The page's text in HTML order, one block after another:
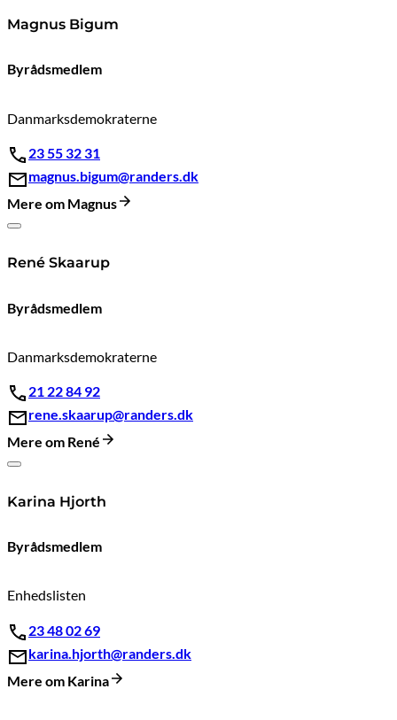
Magnus Bigum
Byrådsmedlem
Danmarksdemokraterne
23 55 32 31
magnus.bigum@randers.dk
Mere om Magnus
René Skaarup
Byrådsmedlem
Danmarksdemokraterne
21 22 84 92
rene.skaarup@randers.dk
Mere om René
Karina Hjorth
Byrådsmedlem
Enhedslisten
23 48 02 69
karina.hjorth@randers.dk
Mere om Karina